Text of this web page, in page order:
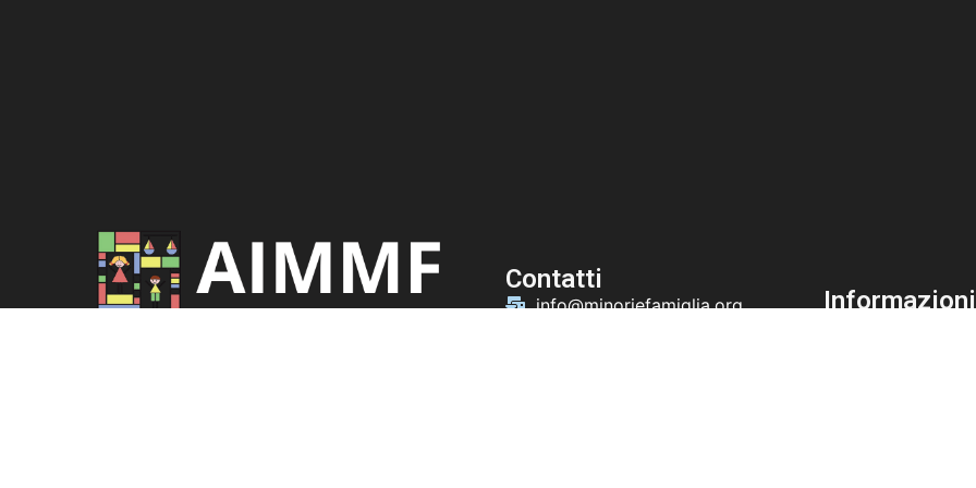
Contatti
info@minoriefamiglia.org